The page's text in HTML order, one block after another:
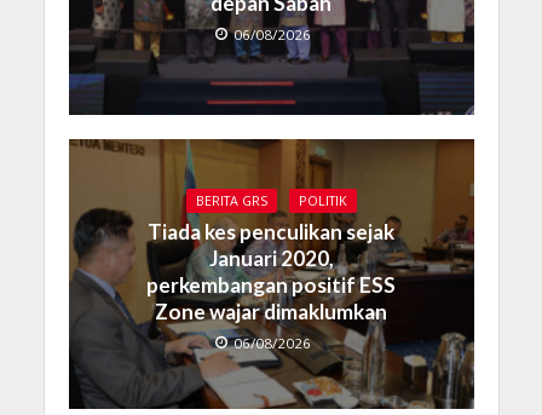
06/08/2026
BERITA GRS POLITIK
Tiada kes penculikan sejak
Januari 2020,
perkembangan positif ESS
Zone wajar dimaklumkan
06/08/2026